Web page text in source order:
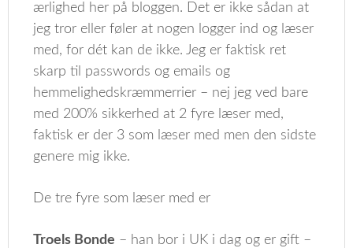
ærlighed her på bloggen. Det er ikke sådan at
jeg tror eller føler at nogen logger ind og læser
med, for dét kan de ikke. Jeg er faktisk ret
skarp til passwords og emails og
hemmelighedskræmmerrier – nej jeg ved bare
med 200% sikkerhed at 2 fyre læser med,
faktisk er der 3 som læser med men den sidste
genere mig ikke.
De tre fyre som læser med er
Troels Bonde – han bor i UK i dag og er gift –